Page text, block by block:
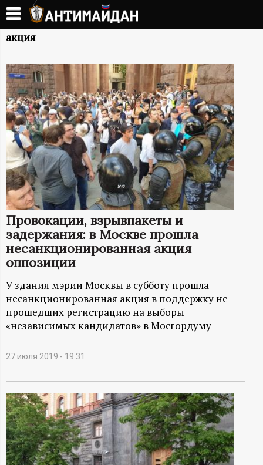
Перейти
основному
А
Н
Т
И
М
А
Й
Д
А
Н
-
и
н
ф
о
р
акция
Провокации, взрывпакеты и
задержания: в Москве прошла
несанкционированная акция
оппозиции
У здания мэрии Москвы в субботу прошла
несанкционированная акция в поддержку не
прошедших регистрацию на выборы
«независимых кандидатов» в Мосгордуму
27 июля 2019 - 19:31